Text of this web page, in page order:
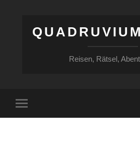
Reisen, Rätsel,
Menü